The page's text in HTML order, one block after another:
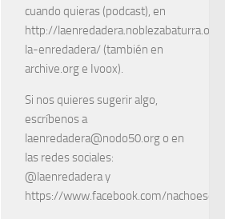
cuando quieras (podcast), en
http://
la-enredadera/ (también en
archive.org e Ivoox).
Si nos quieres sugerir algo,
escríbenos a
laenredadera@nodo50.org o en
las redes sociales:
@laenredadera y
https://www.facebook.com/